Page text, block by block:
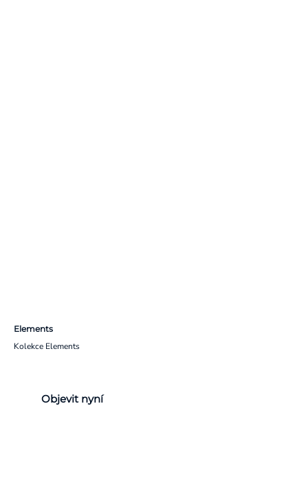
Elements
Kolekce Elements
Objevit nyní